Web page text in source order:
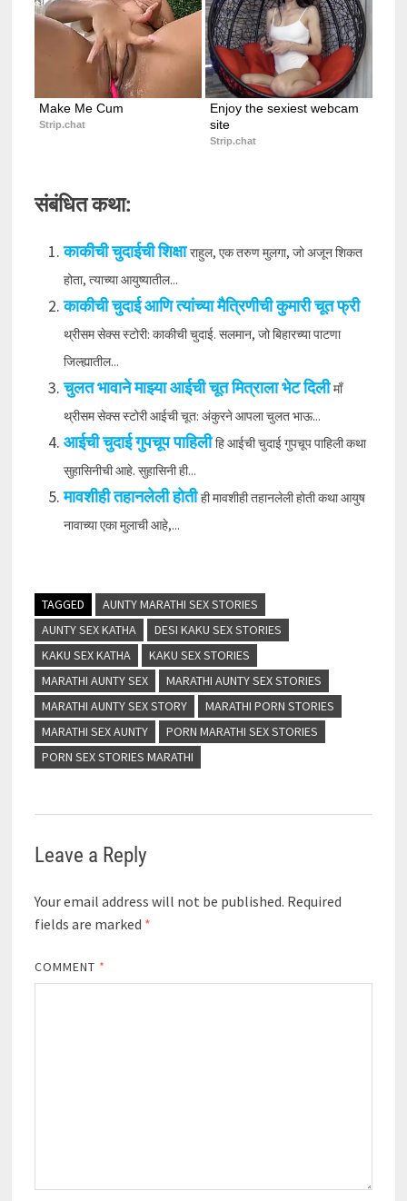
Make Me Cum
Strip.chat
Enjoy the sexiest webcam
site
Strip.chat
संबंधित कथा:
काकीची चुदाईची शिक्षा राहुल, एक तरुण मुलगा, जो अजून शिकत
होता, त्याच्या आयुष्यातील...
काकीची चुदाई आणि त्यांच्या मैत्रिणीची कुमारी चूत फ्री
थ्रीसम सेक्स स्टोरी: काकीची चुदाई. सलमान, जो बिहारच्या पाटणा
जिल्ह्यातील...
चुलत भावाने माझ्या आईची चूत मित्राला भेट दिली माँ
थ्रीसम सेक्स स्टोरी आईची चूत: अंकुरने आपला चुलत भाऊ...
आईची चुदाई गुपचूप पाहिली हि आईची चुदाई गुपचूप पाहिली कथा
सुहासिनीची आहे. सुहासिनी ही...
मावशीही तहानलेली होती ही मावशीही तहानलेली होती कथा आयुष
नावाच्या एका मुलाची आहे,...
TAGGED
AUNTY MARATHI SEX STORIES
AUNTY SEX KATHA
DESI KAKU SEX STORIES
KAKU SEX KATHA
KAKU SEX STORIES
MARATHI AUNTY SEX
MARATHI AUNTY SEX STORIES
MARATHI AUNTY SEX STORY
MARATHI PORN STORIES
MARATHI SEX AUNTY
PORN MARATHI SEX STORIES
PORN SEX STORIES MARATHI
Leave a Reply
Your email address will not be published. Required
fields are marked *
COMMENT *